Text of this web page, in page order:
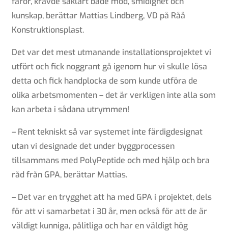
kunskap, berättar Mattias Lindberg, VD på Råå
Konstruktionsplast.
Det var det mest utmanande installationsprojektet vi
utfört och fick noggrant gå igenom hur vi skulle lösa
detta och fick handplocka de som kunde utföra de
olika arbetsmomenten – det är verkligen inte alla som
kan arbeta i sådana utrymmen!
– Rent tekniskt så var systemet inte färdigdesignat
utan vi designade det under byggprocessen
tillsammans med PolyPeptide och med hjälp och bra
råd från GPA, berättar Mattias.
– Det var en trygghet att ha med GPA i projektet, dels
för att vi samarbetat i 30 år, men också för att de är
väldigt kunniga, pålitliga och har en väldigt hög